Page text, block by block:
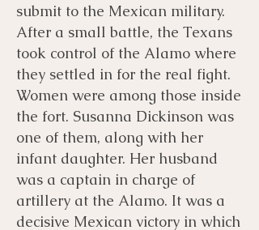
submit to the Mexican military.
After a small battle, the Texans
took control of the Alamo where
they settled in for the real fight.
Women were among those inside
the fort. Susanna Dickinson was
one of them, along with her
infant daughter. Her husband
was a captain in charge of
artillery at the Alamo. It was a
decisive Mexican victory in which